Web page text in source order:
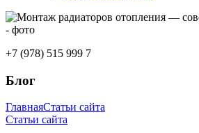
+7 (978) 515 999 7
Блог
ГлавнаяСтатьи сайта
Статьи сайта